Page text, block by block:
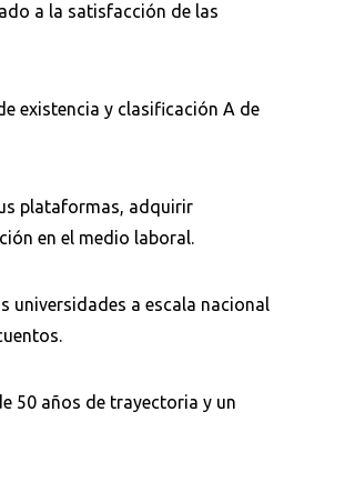
a la satisfacción de las
existencia y clasificación A de
plataformas, adquirir
en el medio laboral.
universidades a escala nacional
50 años de trayectoria y un